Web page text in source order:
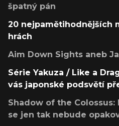
špatný pán
20 nejpamětihodnějších
hrách
Aim Down Sights aneb
Série Yakuza / Like a
vás japonské podsvětí
Shadow of the
se jen tak nebude